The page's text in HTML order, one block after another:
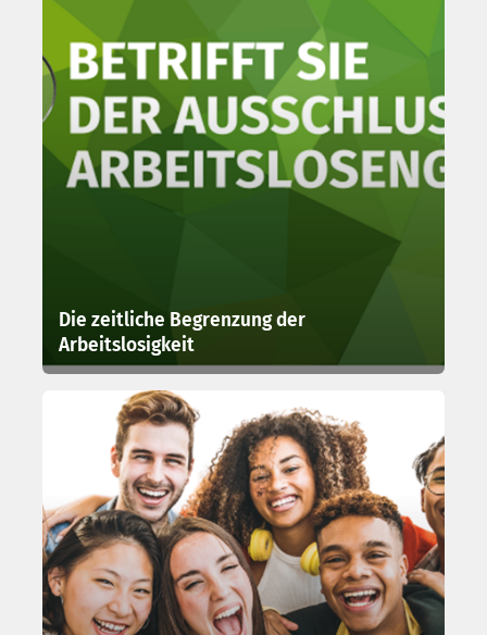
Die zeitliche Begrenzung der
Arbeitslosigkeit